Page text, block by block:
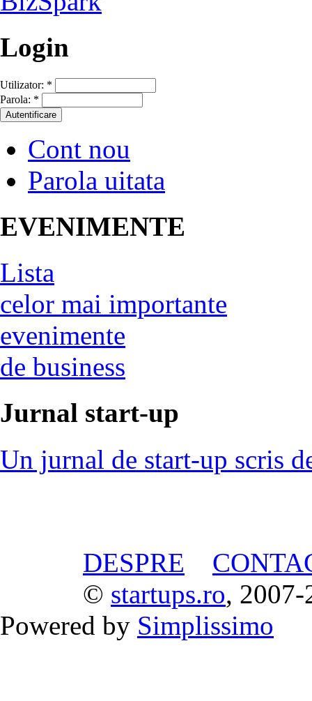
Login
Utilizator: *
Parola: *
Cont nou
Parola uitata
EVENIMENTE
Lista
celor mai importante
evenimente
de business
Jurnal start-up
Un jurnal de start-up scris
DESPRE
© startups.ro, 2007-
Powered by Simplissimo